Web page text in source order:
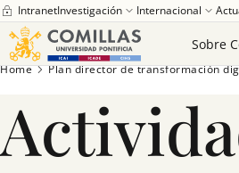
IntranetInvestigación Internacional
Sobre
Home Plan director de transformación